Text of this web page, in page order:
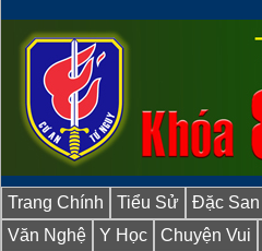
Trang Chính Tiểu Sử Đặc San
Văn Nghệ
Y Học Chuyện Vui